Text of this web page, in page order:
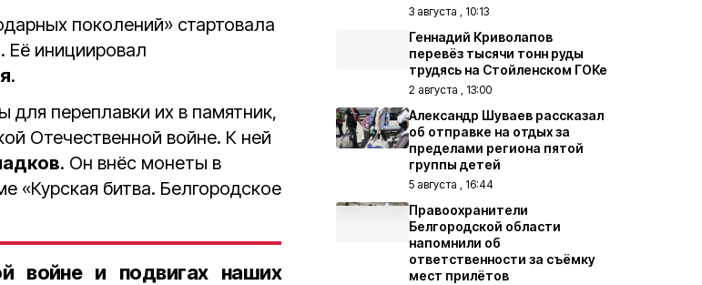
поколений» стартовала
Её инициировал
.
переплавки их в памятник,
Отечественной войне. К ней
. Он внёс монеты в
«Курская битва. Белгородское
войне и подвигах наших
3 августа , 10:13
Геннадий Криволапов
перевёз тысячи тонн руды
трудясь на Стойленском ГОКе
2 августа , 13:00
Александр Шуваев рассказал
об отправке на отдых за
пределами региона пятой
группы детей
5 августа , 16:44
Правоохранители
Белгородской области
напомнили об
ответственности за съёмку
мест прилётов